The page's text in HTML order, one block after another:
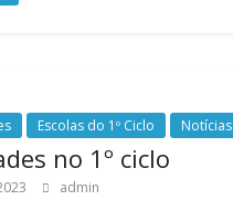
Escolas do 1º Ciclo Notícias
no 1º ciclo
admin